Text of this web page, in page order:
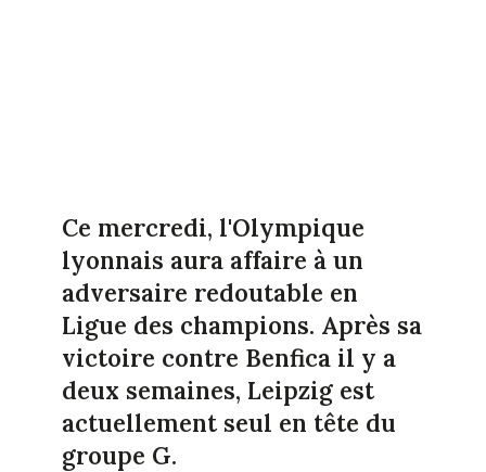
Ce mercredi, l'Olympique
lyonnais aura affaire à un
adversaire redoutable en
Ligue des champions. Après sa
victoire contre Benfica il y a
deux semaines, Leipzig est
actuellement seul en tête du
groupe G.